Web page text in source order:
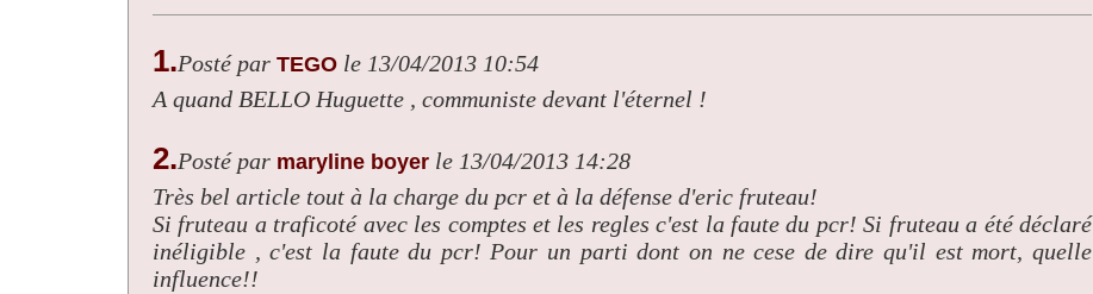
1.Posté par TEGO le 13/04/2013 10:54
A quand BELLO Huguette , communiste devant l'éternel !
2.Posté par maryline boyer le 13/04/2013 14:28
Très bel article tout à la charge du pcr et à la défense d'eric fruteau!
Si fruteau a traficoté avec les comptes et les regles c'est la faute du pcr! Si fruteau a été déclaré
inéligible , c'est la faute du pcr! Pour un parti dont on ne cese de dire qu'il est mort, quelle
influence!!